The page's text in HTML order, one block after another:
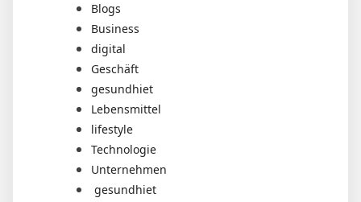
Blogs
Business
digital
Geschäft
gesundhiet
Lebensmittel
lifestyle
Technologie
Unternehmen
gesundhiet